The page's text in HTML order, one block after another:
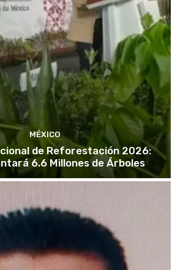
MÉXICO
de Reforestación 2026:
6.6 Millones de Árboles